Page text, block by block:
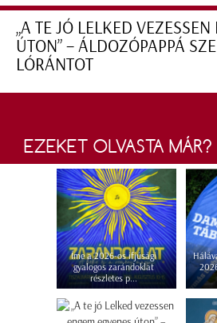
„A TE JÓ LELKED
ÚTON” – ÁLDOZÓPAPPÁ
LÓRÁNTOT
EZEKET OLVASTA MÁR?
Íme a 2026-os ifjúsági
gyalogos zarándoklat
részletes p...